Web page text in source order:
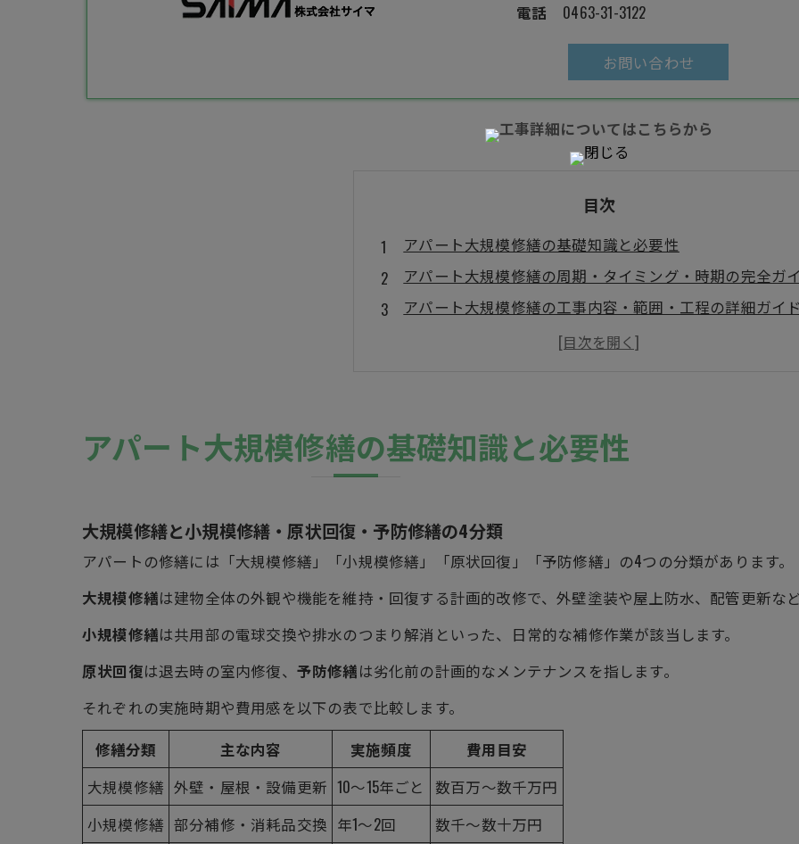
電話
0463-31-3122
お問い合わせ
目次
アパート大規模修繕の基礎知識と必要性
アパート大規模修繕の周期・タイミング・時期の完全ガ
アパート大規模修繕の工事内容・範囲・工程の詳細ガイ
アパート大規模修繕の基礎知識と必要性
大規模修繕と小規模修繕・原状回復・予防修繕の4分類
アパートの修繕には「大規模修繕」「小規模修繕」「原状回復」「予防修繕」の4つの分類があります。
大規模修繕は建物全体の外観や機能を維持・回復する計画的改修で、外壁塗装や屋上防水、配管更新な
小規模修繕は共用部の電球交換や排水のつまり解消といった、日常的な補修作業が該当します。
原状回復は退去時の室内修復、 予防修繕は劣化前の計画的なメンテナンスを指します。
それぞれの実施時期や費用感を以下の表で比較します。
修繕分類
主な内容 実施頻度
費用目安
大規模修繕 外壁・屋根・設備更新 10～15年ごと 数百万～数千万円
小規模修繕 部分補修・消耗品交換 年1～2回
数千～数十万円